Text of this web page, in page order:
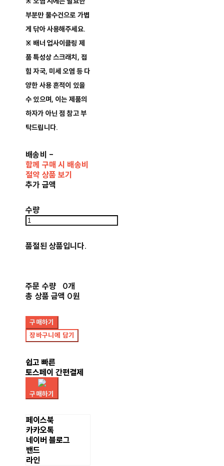
부분만 물수건으로 가볍
게 닦아 사용해주세요.
※ 배너 업사이클링 제
품 특성상 스크래치, 접
힘 자국, 미세 오염 등 다
양한 사용 흔적이 있을
수 있으며, 이는 제품의
하자가 아닌 점 참고 부
탁드립니다.
배송비 -
함께 구매 시 배송비
절약 상품 보기
추가 금액
수량
품절된 상품입니다.
주문 수량
0개
총 상품 금액 0원
구매하기
장바구니에 담기
쉽고 빠른
토스페이 간편결제
구매하기
페이스북
카카오톡
네이버 블로그
밴드
라인